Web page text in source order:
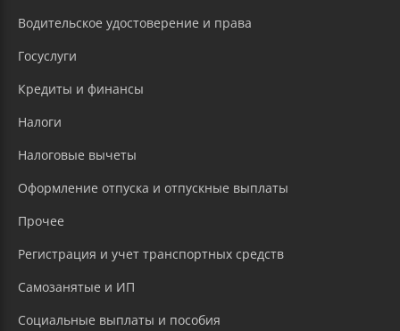
Водительское удостоверение и права
Госуслуги
Кредиты и финансы
Налоги
Налоговые вычеты
Оформление отпуска и отпускные выплаты
Прочее
Регистрация и учет транспортных средств
Самозанятые и ИП
Социальные выплаты и пособия